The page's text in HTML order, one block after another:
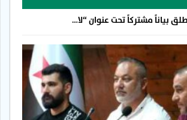
بياناً مشتركاً تحت عنوان “لا…